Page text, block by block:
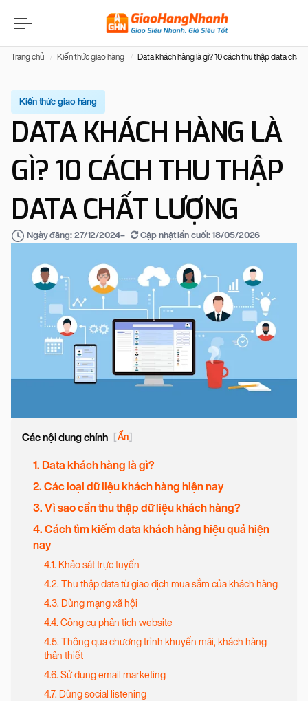
Trang chủ Kiến thức giao hàng Data khách hàng là gì? 10 cách thu thập data chất
Kiến thức giao hàng
DATA KHÁCH HÀNG LÀ
GÌ? 10 CÁCH THU THẬP
DATA CHẤT LƯỢNG
Ngày đăng: 27/12/2024– Cập nhật lần cuối:18/05/2026
Các nội dung chính [Ẩn]
1. Data khách hàng là gì?
2. Các loại dữ liệu khách hàng hiện nay
3. Vì sao cần thu thập dữ liệu khách hàng?
4. Cách tìm kiếm data khách hàng hiệu quả hiện
nay
4.1. Khảo sát trực tuyến
4.2. Thu thập data từ giao dịch mua sắm của khách hàng
4.3. Dùng mạng xã hội
4.4. Công cụ phân tích website
4.5. Thông qua chương trình khuyến mãi, khách hàng
thân thiết
4.6. Sử dụng email marketing
4.7. Dùng social listening